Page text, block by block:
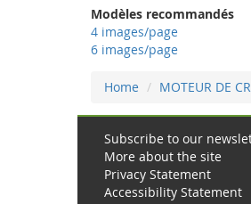
Modèles recommandés
4 images/page
6 images/page
Home MOTEUR DE
Subscribe to our
More about the site
Privacy Statement
Accessibility Statement